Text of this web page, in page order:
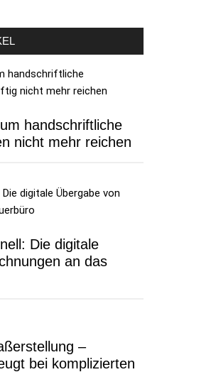
handschriftliche
nicht mehr reichen
Die digitale
an das
–
bei komplizierten